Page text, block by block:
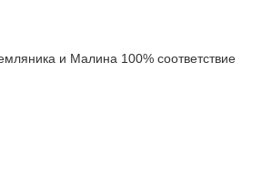
и Малина 100% соответствие